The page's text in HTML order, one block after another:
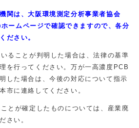
関は、大阪環境測定分析事業者協会
ホームページで確認できますので、各分
ださい。
ることが判明した場合は、法律の基準
を行ってください。万が一高濃度PCB
した場合は、今後の対応について指示
市に連絡してください。
とが確定したものについては、産業廃
さい。